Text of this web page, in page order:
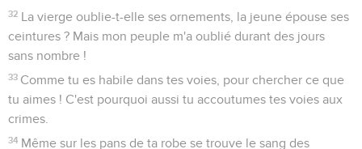
32 La vierge oublie-t-elle ses ornements, la jeune épouse ses
ceintures ? Mais mon peuple m'a oublié durant des jours
sans nombre !
33 Comme tu es habile dans tes voies, pour chercher ce que
tu aimes ! C'est pourquoi aussi tu accoutumes tes voies aux
crimes.
34 Même sur les pans de ta robe se trouve le sang des